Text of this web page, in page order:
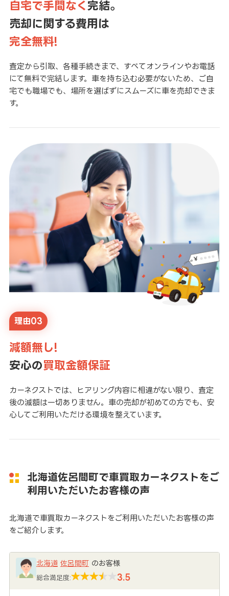
自宅で手間なく 完結。
売却に関する費用は
完全無料!
査定から引取、各種手続きまで、すべてオンラインやお電話
にて無料で完結します。車を持ち込む必要がないため、ご自
宅でも職場でも、場所を選ばずにスムーズに車を売却できま
す。
理由03
減額無し!
安心の買取金額保証
カーネクストでは、ヒアリング内容に相違がない限り、査定
後の減額は一切ありません。車の売却が初めての方でも、安
心してご利用いただける環境を整えています。
北海道佐呂間町で車買取カーネクストをご
利用いただいたお客様の声
北海道で車買取カーネクストをご利用いただいたお客様の声
をご紹介します。
北海道 佐呂間町のお客様
総合満足度: 3.5